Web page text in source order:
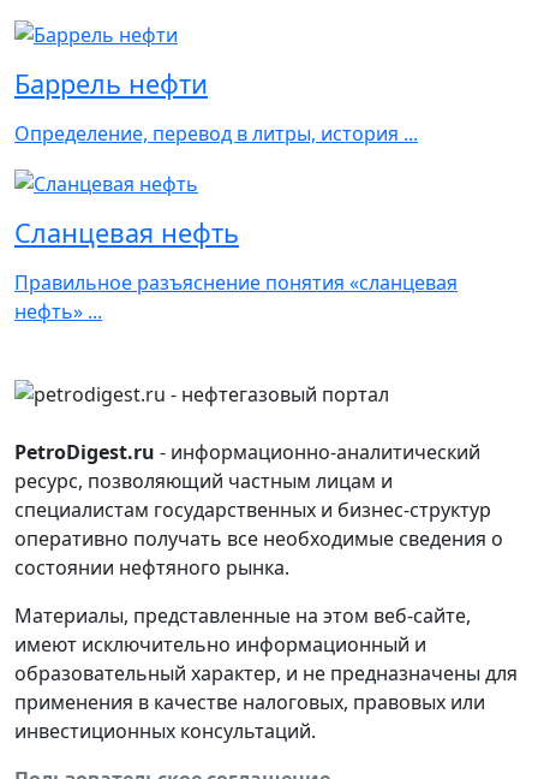
Баррель нефти
Определение, перевод в литры, история ...
Сланцевая нефть
Правильное разъяснение понятия «сланцевая
нефть» ...
PetroDigest.ru - информационно-аналитический
ресурс, позволяющий частным лицам и
специалистам государственных и бизнес-структур
оперативно получать все необходимые сведения о
состоянии нефтяного рынка.
Материалы, представленные на этом веб-сайте,
имеют исключительно информационный и
образовательный характер, и не предназначены для
применения в качестве налоговых, правовых или
инвестиционных консультаций.